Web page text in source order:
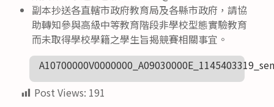
副本抄送各直轄市政府教育局及各縣市政府，請協
助轉知參與高級中等教育階段非學校型態實驗教育
而未取得學校學籍之學生旨揭競賽相關事宜。
Post Views: 191